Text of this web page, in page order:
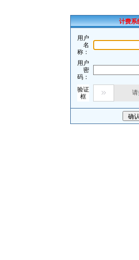
计费系
用户
名
称：
用户
密
码：
验证
框
